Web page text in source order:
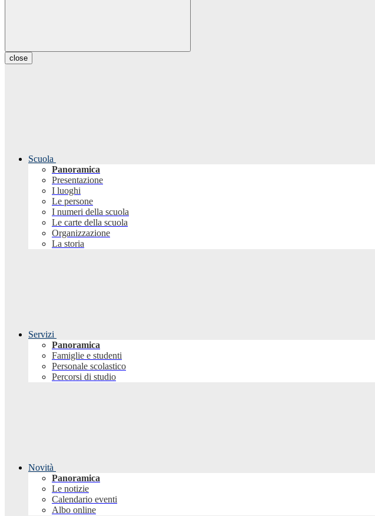
close
Scuola
Panoramica
Presentazione
I luoghi
Le persone
I numeri della scuola
Le carte della scuola
Organizzazione
La storia
Servizi
Panoramica
Famiglie e studenti
Personale scolastico
Percorsi di studio
Novità
Panoramica
Le notizie
Calendario eventi
Albo online